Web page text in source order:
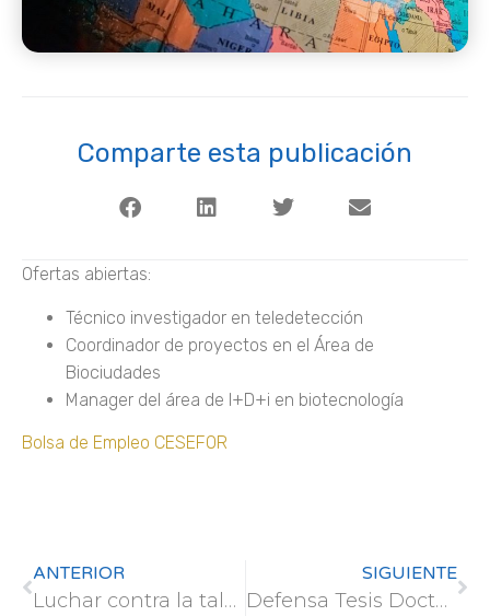
Comparte esta publicación
Ofertas abiertas:
Técnico investigador en teledetección
Coordinador de proyectos en el Área de
Biociudades
Manager del área de I+D+i en biotecnología
Bolsa de Empleo CESEFOR
ANTERIOR
Luchar contra la tala ilegal, reducir la deforestación y mitigar el cambio climático
SIGUIENTE
Defensa Tesis Doctoral “Human-elephant conflict in the Selous-Niassa Wildlife Corridor: analysis of causes and mitigation strategies”